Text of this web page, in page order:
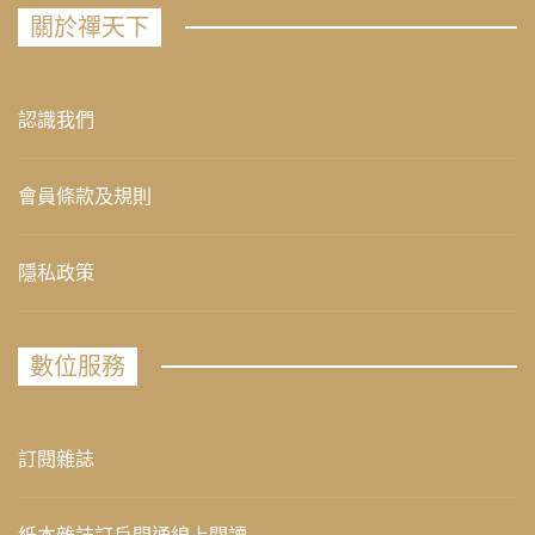
關於禪天下
認識我們
會員條款及規則
隱私政策
數位服務
訂閱雜誌